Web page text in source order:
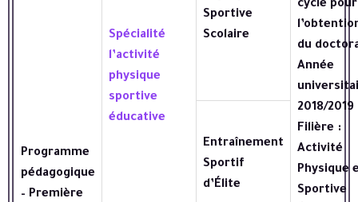
Programme
pédagogique
– Première
Spécialité
l’activité
physique
sportive
éducative
Sportive
Scolaire
cycle pour
du
Année
2018/2019
Filière :
Activité
Physique
Sportive
Entraînement
Sportif
d’Élite